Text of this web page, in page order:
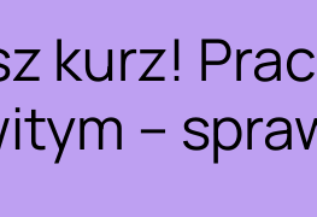
kurz!
–